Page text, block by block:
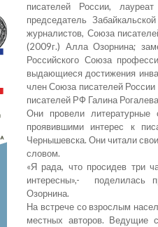
писателей России,
председатель
журналистов, Союза
(2009г.) Алла Озорнина;
Российского Союза
выдающиеся достижения
член Союза писателей
писателей РФ Галина
Они провели
проявившими интерес к
Чернышевска. Они читали
словом.
«Я рада, что просидев три
интересны»,- поделилась
Озорнина.
На встрече со взрослым
местных авторов. Ведущие